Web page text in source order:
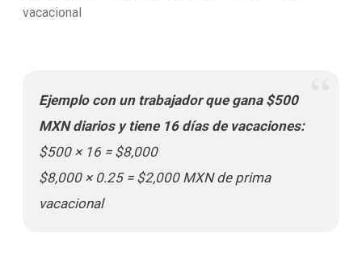
vacacional
Ejemplo con un trabajador que gana $500
MXN diarios y tiene 16 días de vacaciones:
$500 × 16 = $8,000
$8,000 × 0.25 = $2,000 MXN de prima
vacacional